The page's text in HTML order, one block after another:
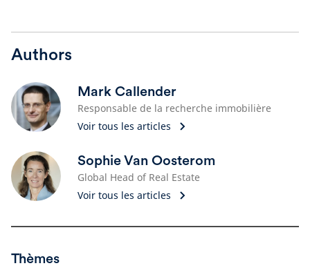
Authors
Mark Callender
Responsable de la recherche immobilière
Voir tous les articles
Sophie Van Oosterom
Global Head of Real Estate
Voir tous les articles
Thèmes